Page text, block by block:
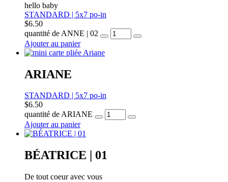
hello baby
STANDARD | 5x7 po-in
$6.50
quantité de ANNE | 02
Ajouter au panier
ARIANE
STANDARD | 5x7 po-in
$6.50
quantité de ARIANE
Ajouter au panier
BÉATRICE | 01
De tout coeur avec vous